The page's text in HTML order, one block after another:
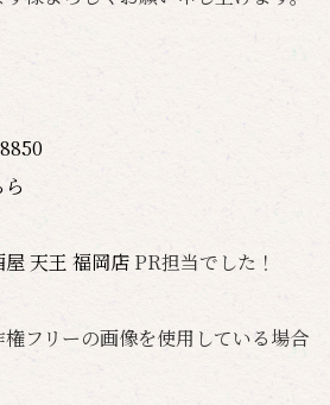
ら
天王 福岡店 PR担当でした！
フリーの画像を使用している場合